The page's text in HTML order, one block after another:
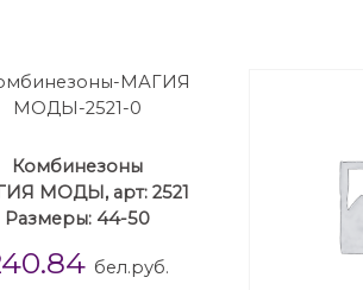
Комбинезоны
МОДЫ, арт: 2521
Размеры: 44-50
бел.руб.